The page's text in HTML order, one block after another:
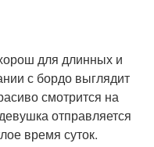
для длинных и
с бордо выглядит
смотрится на
отправляется
время суток.